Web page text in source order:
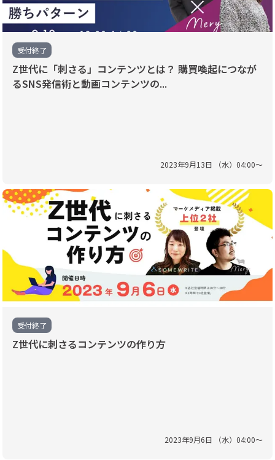
受付終了
Z世代に「刺さる」コンテンツとは？ 購買喚起につなが
るSNS発信術と動画コンテンツの...
2023年9月13日 （水） 04:00〜
受付終了
Z世代に刺さるコンテンツの作り方
2023年9月6日 （水） 04:00〜